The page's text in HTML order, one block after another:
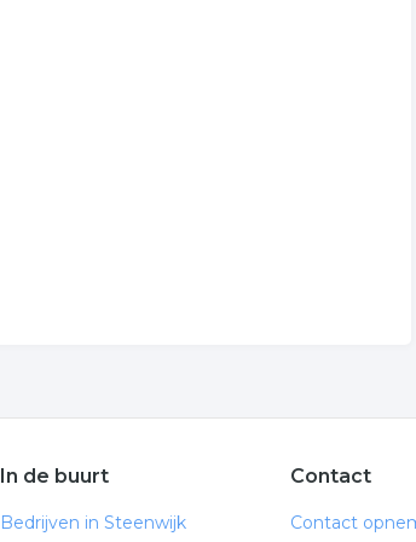
In de buurt
Bedrijven in Steenwijk
Contact
Contact